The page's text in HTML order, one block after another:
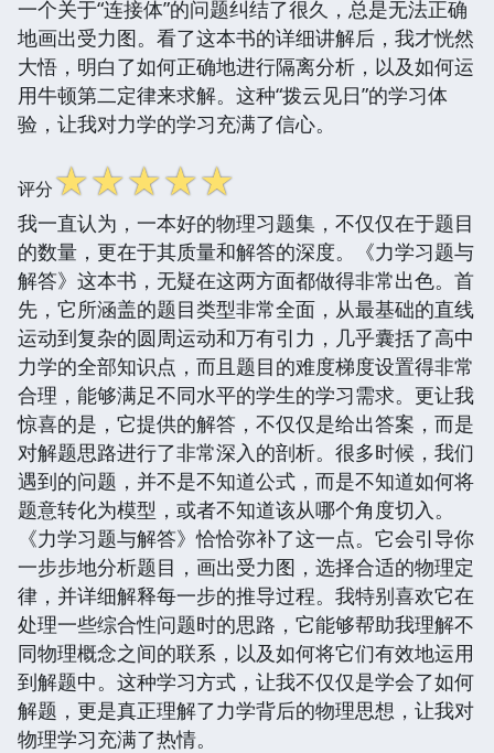
一个关于“连接体”的问题纠结了很久，总是无法正确
地画出受力图。看了这本书的详细讲解后，我才恍然
大悟，明白了如何正确地进行隔离分析，以及如何运
用牛顿第二定律来求解。这种“拨云见日”的学习体
验，让我对力学的学习充满了信心。
评分☆☆☆☆☆
我一直认为，一本好的物理习题集，不仅仅在于题目
的数量，更在于其质量和解答的深度。《力学习题与
解答》这本书，无疑在这两方面都做得非常出色。首
先，它所涵盖的题目类型非常全面，从最基础的直线
运动到复杂的圆周运动和万有引力，几乎囊括了高中
力学的全部知识点，而且题目的难度梯度设置得非常
合理，能够满足不同水平的学生的学习需求。更让我
惊喜的是，它提供的解答，不仅仅是给出答案，而是
对解题思路进行了非常深入的剖析。很多时候，我们
遇到的问题，并不是不知道公式，而是不知道如何将
题意转化为模型，或者不知道该从哪个角度切入。
《力学习题与解答》恰恰弥补了这一点。它会引导你
一步步地分析题目，画出受力图，选择合适的物理定
律，并详细解释每一步的推导过程。我特别喜欢它在
处理一些综合性问题时的思路，它能够帮助我理解不
同物理概念之间的联系，以及如何将它们有效地运用
到解题中。这种学习方式，让我不仅仅是学会了如何
解题，更是真正理解了力学背后的物理思想，让我对
物理学习充满了热情。